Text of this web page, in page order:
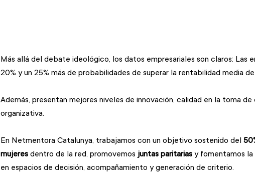
Más allá del debate ideológico, los datos empresariales son claros: Las
20% y un 25% más de probabilidades de superar la rentabilidad media
Además, presentan mejores niveles de innovación, calidad en la toma de
organizativa.
En Netmentora Catalunya, trabajamos con un objetivo sostenido del
mujeres dentro de la red, promovemos juntas paritarias y fomentamos
en espacios de decisión, acompañamiento y generación de criterio.